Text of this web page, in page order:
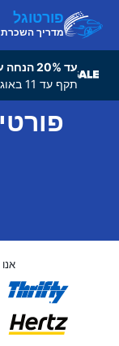
פורטוגל
מדריך
עד 20% הנחה על רכבים להשכרה ברחבי העולם
תקף עד 11 באוגוסט 2026 - נצל אותו עוד היום!